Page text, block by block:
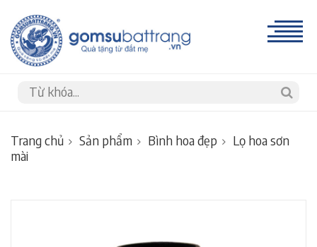
Trang chủ Sản phẩm Bình hoa đẹp
Lọ hoa sơn
mài